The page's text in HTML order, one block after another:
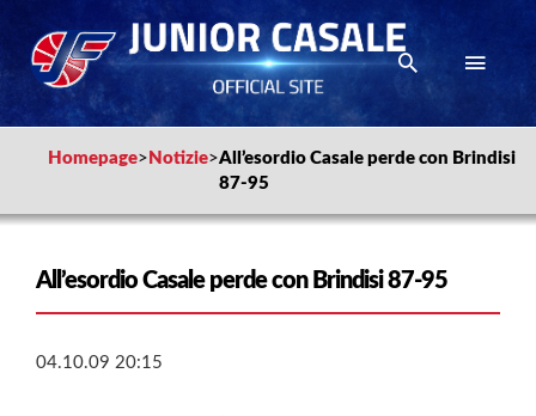
Homepage> Notizie>All’esordio Casale perde con Brindisi
87-95
All’esordio Casale perde con Brindisi 87-95
04.10.09 20:15